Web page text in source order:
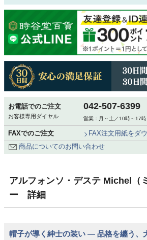
お電話でのご注文
お客様専用ダイヤル
042-507-6399
営業：月～土／10時～17
FAXでのご注文
FAX注文用紙をダ
商品についてのお問い合わせ
アルフォンソ・デステ Michel（
ー 詳細
帽子が導く紳士の装い ― 品格を纏う、